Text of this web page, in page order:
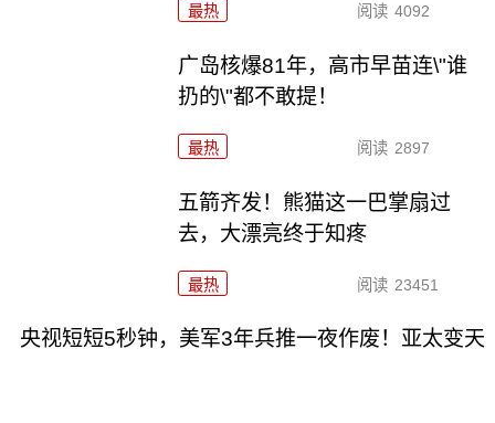
最热 阅读 4092
广岛核爆81年，高市早苗连\"谁
扔的\"都不敢提！
最热 阅读 2897
五箭齐发！熊猫这一巴掌扇过
去，大漂亮终于知疼
最热 阅读 23451
央视短短5秒钟，美军3年兵推一夜作废！亚太变天